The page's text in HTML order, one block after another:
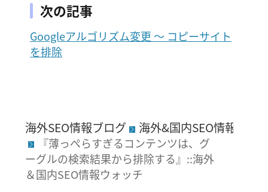
次の記事
Googleアルゴリズム変更 〜 コピーサイト
を排除
海外SEO情報ブログ 海外&国内SEO情報ウォ
『薄っぺらすぎるコンテンツは、グ
ーグルの検索結果から排除する』::海外
＆国内SEO情報ウォッチ